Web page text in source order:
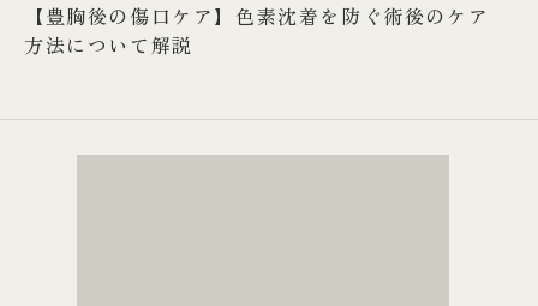
【豊胸後の傷口ケア】色素沈着を防ぐ術後のケア
方法について解説